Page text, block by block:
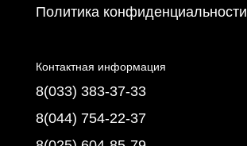
Политика конфиденциальности
Контактная информация
8(033) 383-37-33
8(044) 754-22-37